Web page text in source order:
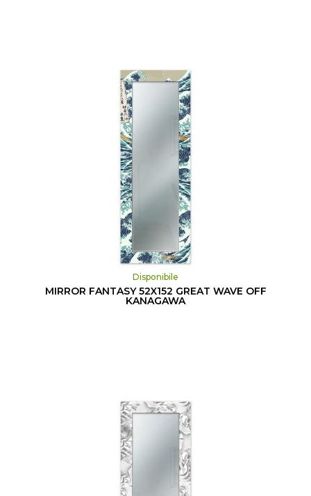
Disponibile
MIRROR FANTASY 52X152 GREAT WAVE OFF
KANAGAWA